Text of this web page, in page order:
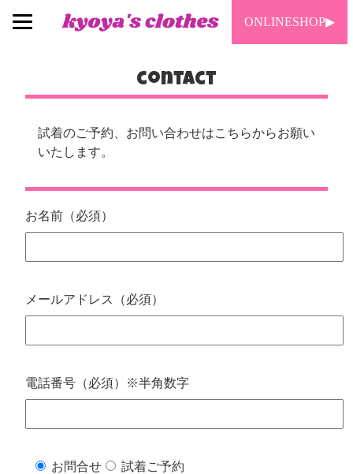
ONLINESHOP▶︎
contact
試着のご予約、お問い合わせはこちらからお願い
いたします。
お名前（必須）
メールアドレス（必須）
電話番号（必須）※半角数字
お問合せ 試着ご予約